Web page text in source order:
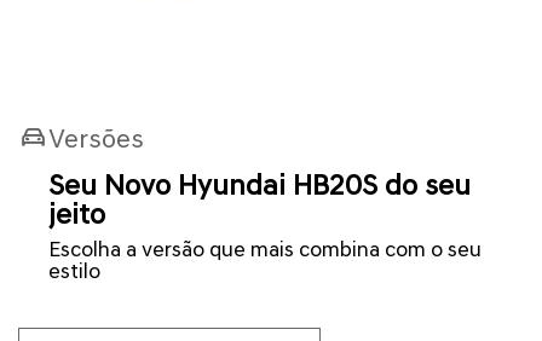
Versões
Seu Novo Hyundai HB20S do seu
jeito
Escolha a versão que mais combina com o seu
estilo